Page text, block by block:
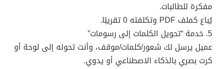
مفكرة للطالبات.
يُباع كملف PDF وتكلفته 0 تقريبًا.
5. خدمة “تحويل الكلمات إلى رسومات”
عميل يرسل لك شعور/كلمات/موقف، وأنت تحوله إلى لوحة أو
كرت بصري بالذكاء الاصطناعي أو يدوي.